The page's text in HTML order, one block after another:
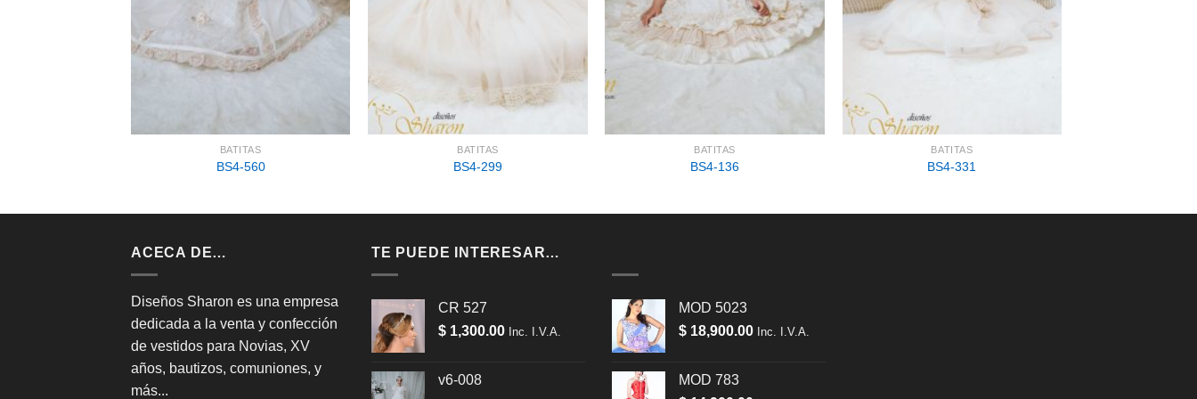
BATITAS
BS4-560
BATITAS
BS4-299
BATITAS
BS4-136
BATITAS
BS4-331
ACECA DE…
Diseños Sharon es una empresa
dedicada a la venta y confección
de vestidos para Novias, XV
años, bautizos, comuniones, y
más...
TE PUEDE INTERESAR…
CR 527
$ 1,300.00 Inc. I.V.A.
v6-008
MOD 5023
$ 18,900.00 Inc. I.V.A.
MOD 783